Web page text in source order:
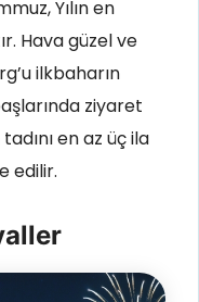
Yılın en
Hava güzel ve
ilkbaharın
ziyaret
en az üç ila
edilir.